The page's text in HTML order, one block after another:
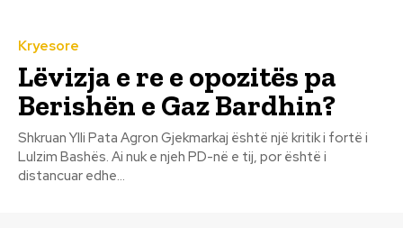
Kryesore
Lëvizja e re e opozitës pa
Berishën e Gaz Bardhin?
Shkruan Ylli Pata Agron Gjekmarkaj është një kritik i fortë i
Lulzim Bashës. Ai nuk e njeh PD-në e tij, por është i
distancuar edhe...